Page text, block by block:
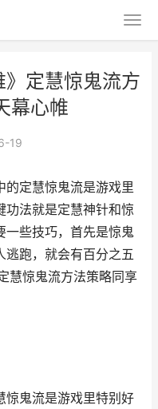
》定慧惊鬼流方
幕心帷
19
的定慧惊鬼流是游戏里
功法就是定慧神针和惊
一些技巧，首先是惊鬼
逃跑，就会有百分之五
慧惊鬼流方法策略同享
惊鬼流是游戏里特别好